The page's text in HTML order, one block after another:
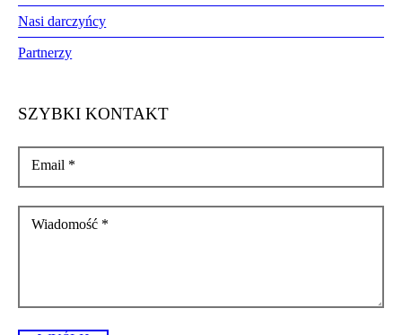
Nasi darczyńcy
Partnerzy
SZYBKI KONTAKT
Email *
Wiadomość *